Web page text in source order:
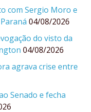
com Sergio Moro e
04/08/2026
do visto da
04/08/2026
agrava crise entre
Senado e fecha